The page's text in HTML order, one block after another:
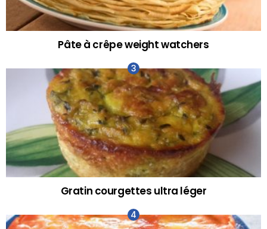
Pâte à crêpe weight watchers
Gratin courgettes ultra léger